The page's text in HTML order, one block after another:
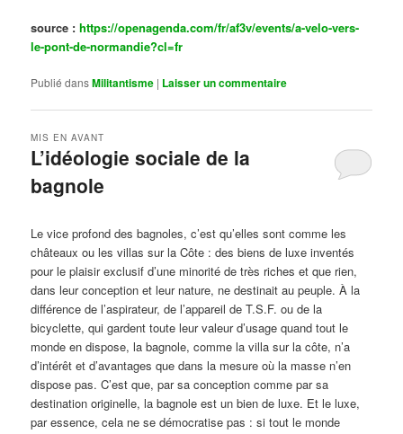
source :https://openagenda.com/fr/af3v/events/a-velo-vers-
le-pont-de-normandie?cl=fr
Publié dansMilitantisme | Laisser un commentaire
L’idéologie sociale de la
bagnole
MIS EN AVANT
Le vice profond des bagnoles, c’est qu’elles sont comme les
châteaux ou les villas sur la Côte : des biens de luxe inventés
pour le plaisir exclusif d’une minorité de très riches et que rien,
dans leur conception et leur nature, ne destinait au peuple. À la
différence de l’aspirateur, de l’appareil de T.S.F. ou de la
bicyclette, qui gardent toute leur valeur d’usage quand tout le
monde en dispose, la bagnole, comme la villa sur la côte, n’a
d’intérêt et d’avantages que dans la mesure où la masse n’en
dispose pas. C’est que, par sa conception comme par sa
destination originelle, la bagnole est un bien de luxe. Et le luxe,
par essence, cela ne se démocratise pas : si tout le monde